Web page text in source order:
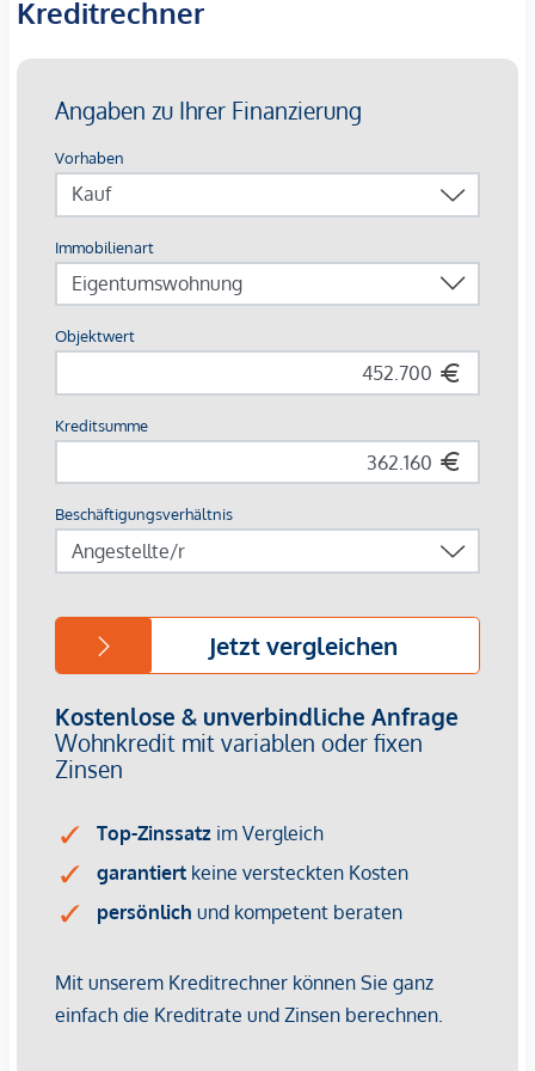
Ausführung und Ausstattung sind möglich.
Die Wohnungen sind teilweise bis Ende 2029 befristet
vermietet.
KFZ- Garagenstellplatz
von € 42.500,-dazu erworben werden.
dem zu vermittelnden Dritten ein familiäres oder
Der Vermittler ist als Doppelmakler tätig.
*Der Vertrag kommt nicht mit der INFINA Credit Broker
GmbH zustande. Das Objekt wird von einem externen
Immobilienunternehmen angeboten. Allfällige aus dem
gegenüber dem anbietenden Immobilienunternehmen
geltend zu machen. Wir weisen Sie darauf hin, dass die
unverbindliche Vorabinformationen sind und daher ohne
Gewähr erfolgen. Der Vermittler ist als Doppelmakler tätig.
Kreditrechner